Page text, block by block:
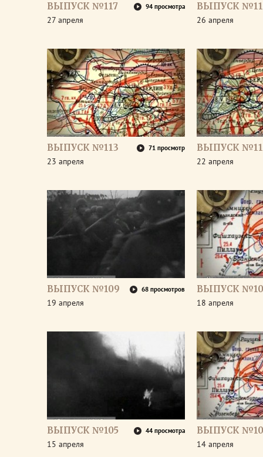
ВЫПУСК №117 94 просмотра
27 апреля
ВЫПУСК
26 апреля
ВЫПУСК №113 71 просмотр
23 апреля
ВЫПУСК
22 апреля
ВЫПУСК №109 68 просмотров
19 апреля
ВЫПУСК
18 апреля
ВЫПУСК №105 44 просмотра
15 апреля
ВЫПУСК
14 апреля